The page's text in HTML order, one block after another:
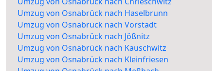
Umzug von Osnabrück nach Haselbrunn
Umzug von Osnabrück nach Vorstadt
Umzug von Osnabrück nach Jößnitz
Umzug von Osnabrück nach Kauschwitz
Umzug von Osnabrück nach Kleinfriesen